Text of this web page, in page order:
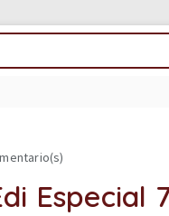
Especial